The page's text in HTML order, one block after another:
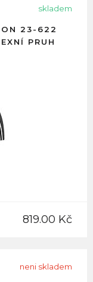
skladem
23-622
PRUH
819.00 Kč
neni skladem